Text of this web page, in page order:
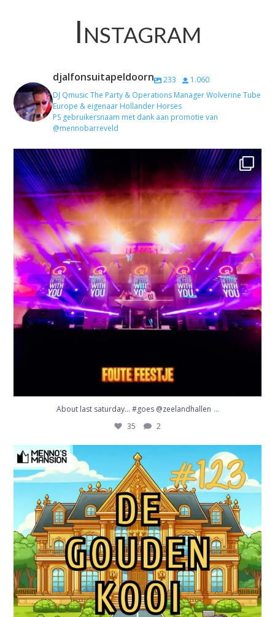
Instagram
djalfonsuitapeldoorn 233
1.060
DJ Qmusic The Party & Operations Manager Wolverine Tube
Europe & eigenaar Hollander Horses
PS gebruikersnaam met dank aan promotie van
@mennobarreveld
About last saturday… #goes @zeelandhallen...
2
About last saturday… #goes @zeelandhallen ...
35 2
De boys van @mennosmansion zijn dit keer te gast...
17